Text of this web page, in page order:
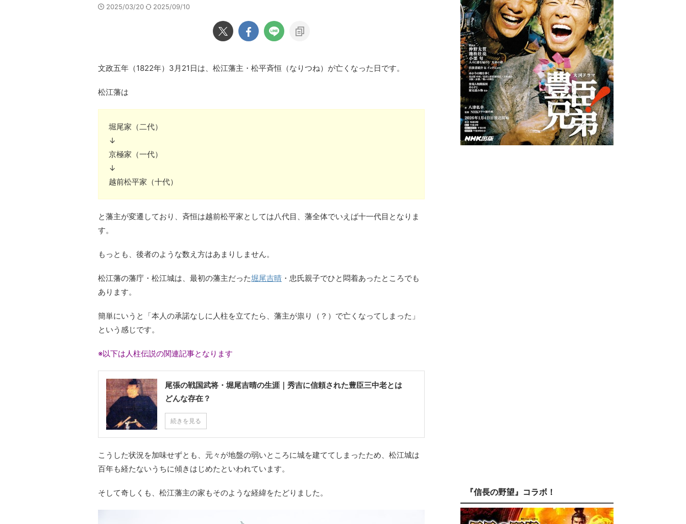
2025/03/20 2025/09/10
文政五年（1822年）3月21日は、松江藩主・松平斉恒（なりつね）が亡くなった日です。
松江藩は
堀尾家（二代）
↓
京極家（一代）
↓
越前松平家（十代）
と藩主が変遷しており、斉恒は越前松平家としては八代目、藩全体でいえば十一代目となりま
す。
もっとも、後者のような数え方はあまりしません。
松江藩の藩庁・松江城は、最初の藩主だった堀尾吉晴 ・忠氏親子でひと悶着あったところでも
あります。
簡単にいうと「本人の承諾なしに人柱を立てたら、藩主が祟り（？）で亡くなってしまった」
という感じです。
※以下は人柱伝説の関連記事となります
尾張の戦国武将・堀尾吉晴の生涯｜秀吉に信頼された豊臣三中老とは
どんな存在？
続きを見る
こうした状況を加味せずとも、元々が地盤の弱いところに城を建ててしまったため、松江城は
百年も経たないうちに傾きはじめたといわれています。
そして奇しくも、松江藩主の家もそのような経緯をたどりました。 『信長の野望』コラボ！